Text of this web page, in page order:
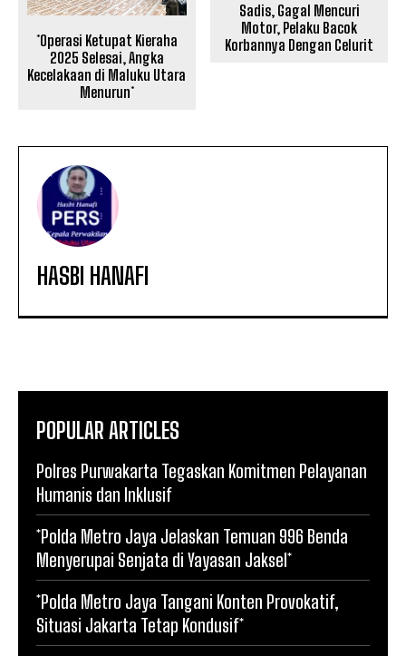
*Operasi Ketupat Kieraha
2025 Selesai, Angka
Kecelakaan di Maluku Utara
Menurun*
Sadis, Gagal Mencuri
Motor, Pelaku Bacok
Korbannya Dengan Celurit
HASBI HANAFI
POPULAR ARTICLES
Polres Purwakarta Tegaskan Komitmen Pelayanan
Humanis dan Inklusif
*Polda Metro Jaya Jelaskan Temuan 996 Benda
Menyerupai Senjata di Yayasan Jaksel*
*Polda Metro Jaya Tangani Konten Provokatif,
Situasi Jakarta Tetap Kondusif*